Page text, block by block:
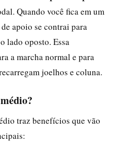
Quando você fica em um
apoio se contrai para
lado oposto. Essa
a marcha normal e para
joelhos e coluna.
traz benefícios que vão